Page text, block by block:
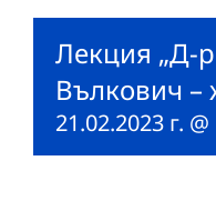
Лекция „Д-
Вълкович –
21.02.2023 г.